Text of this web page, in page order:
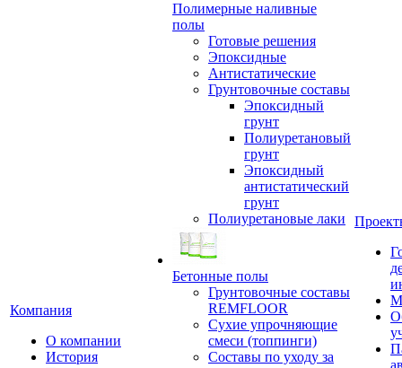
Компания
О компании
История
Полимерные наливные
полы
Готовые решения
Эпоксидные
Антистатические
Грунтовочные составы
Эпоксидный
грунт
Полиуретановый
грунт
Эпоксидный
антистатический
грунт
Полиуретановые лаки
Бетонные полы
Грунтовочные составы
REMFLOOR
Сухие упрочняющие
смеси (топпинги)
Составы по уходу за